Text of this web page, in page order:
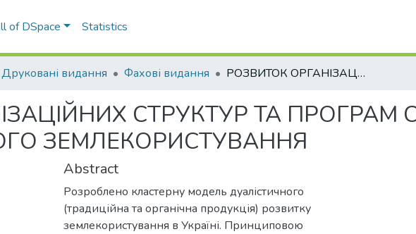
of DSpace Statistics
Друковані видання Фахові видання РОЗВИТОК ОРГАНІЗАЦІЙНИХ СТРУКТУР ТА ПРОГРАМ СПІВУЧАСТІ В СИСТЕМІ АГРАРНОГО ЗЕМЛЕКОРИСТУВАННЯ
СТРУКТУР ТА ПРОГРАМ
ЗЕМЛЕКОРИСТУВАННЯ
Abstract
Розроблено кластерну модель дуалістичного
(традиційна та органічна продукція) розвитку
землекористування в Україні. Принциповою